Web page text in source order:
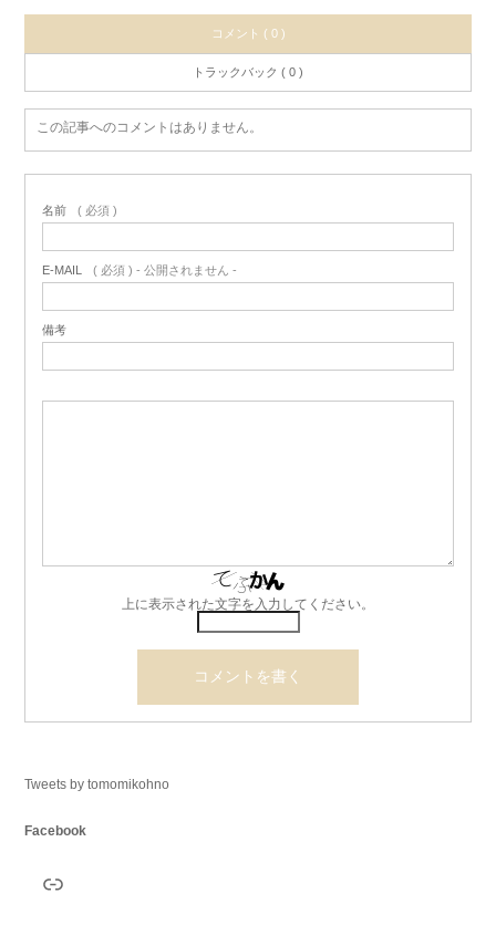
コメント ( 0 )
トラックバック ( 0 )
この記事へのコメントはありません。
名前 ( 必須 )
E-MAIL ( 必須 ) - 公開されません -
備考
上に表示された文字を入力してください。
Tweets by tomomikohno
Facebook
リンク